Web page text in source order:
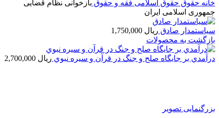
خانه حقوق حقوق اسلامی فقه و حقوق بازخوانی نظام قضایی
جمهوری اسلامی ایران
سیاستمدار صادق ریال
بازگشت به محصولات
درآمدي بر جايگاه صلح و جنگ در قرآن و سيره نبوي ریال
بزرگنمایی تصویر